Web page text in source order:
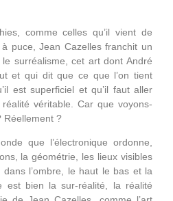
comme celles qu’il vient de
puce, Jean Cazelles franchit un
surréalisme, cet art dont André
et qui dit que ce que l’on tient
est superficiel et qu’il faut aller
véritable. Car que voyons-
Réellement ?
que l’électronique ordonne,
la géométrie, les lieux visibles
l’ombre, le haut le bas et la
est bien la sur-réalité, la réalité